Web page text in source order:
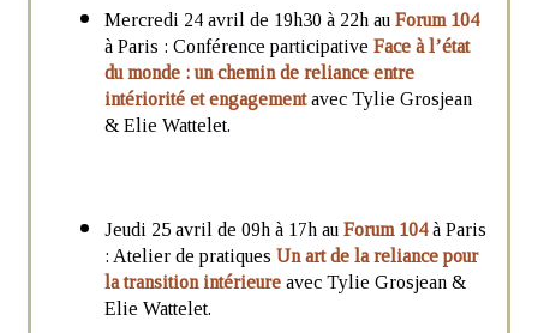
Mercredi 24 avril de 19h30 à 22h au Forum 104
à Paris : Conférence participative Face à l’état
du monde : un chemin de reliance entre
intériorité et engagementavec Tylie Grosjean
& Elie Wattelet.
Jeudi 25 avril de 09h à 17h au Forum 104à Paris
: Atelier de pratiques Un art de la reliance pour
la transition intérieure avec Tylie Grosjean &
Elie Wattelet.